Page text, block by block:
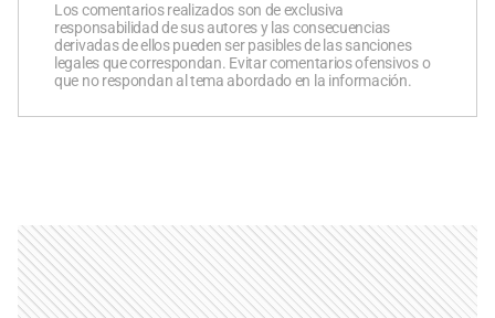
Los comentarios realizados son de exclusiva
responsabilidad de sus autores y las consecuencias
derivadas de ellos pueden ser pasibles de las sanciones
legales que correspondan. Evitar comentarios ofensivos o
que no respondan al tema abordado en la información.